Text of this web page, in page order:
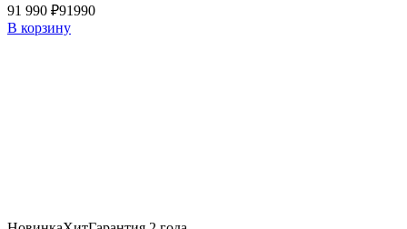
91 990 ₽91990
В корзину